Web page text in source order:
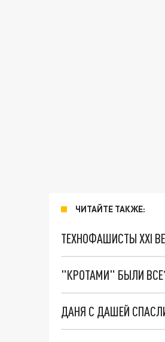
ЧИТАЙТЕ ТАКЖЕ:
ТЕХНОФАШИСТЫ XXI
"КРОТАМИ" БЫЛИ
ДАНЯ С ДАШЕЙ